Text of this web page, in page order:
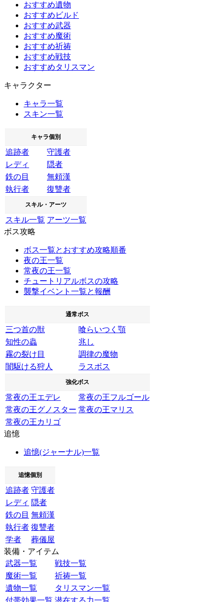
おすすめ遺物
おすすめビルド
おすすめ武器
おすすめ魔術
おすすめ祈祷
おすすめ戦技
おすすめタリスマン
キャラクター
キャラ一覧
スキン一覧
キャラ個別
追跡者
守護者
レディ
隠者
鉄の目
無頼漢
執行者
復讐者
スキル・アーツ
スキル一覧 アーツ一覧
ボス攻略
ボス一覧とおすすめ攻略順番
夜の王一覧
常夜の王一覧
チュートリアルボスの攻略
襲撃イベント一覧と報酬
通常ボス
三つ首の獣
喰らいつく顎
知性の蟲
兆し
霧の裂け目
調律の魔物
闇駆ける狩人
ラスボス
強化ボス
常夜の王エデレ
常夜の王フルゴール
常夜の王グノスター 常夜の王マリス
常夜の王カリゴ
追憶
追憶(ジャーナル)一覧
追憶個別
追跡者 守護者
レディ 隠者
鉄の目 無頼漢
執行者 復讐者
学者
葬儀屋
装備・アイテム
武器一覧
戦技一覧
魔術一覧
祈祷一覧
遺物一覧
タリスマン一覧
付帯効果一覧 潜在する力一覧